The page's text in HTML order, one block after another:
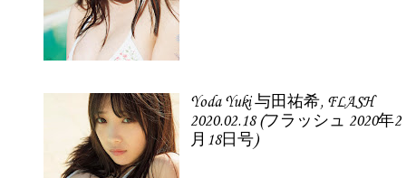
Yoda Yuki 与田祐希, FLASH
2020.02.18 (フラッシュ 2020年2
月18日号)